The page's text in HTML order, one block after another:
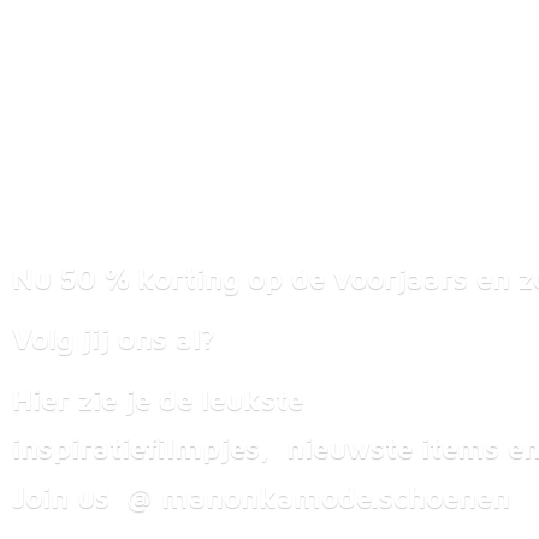
Nu 50 % korting op de voorjaars en
Volg jij ons al?
Hier zie je de leukste
inspiratiefilmpjes, nieuwste items
Join us @ manonkamode.schoenen